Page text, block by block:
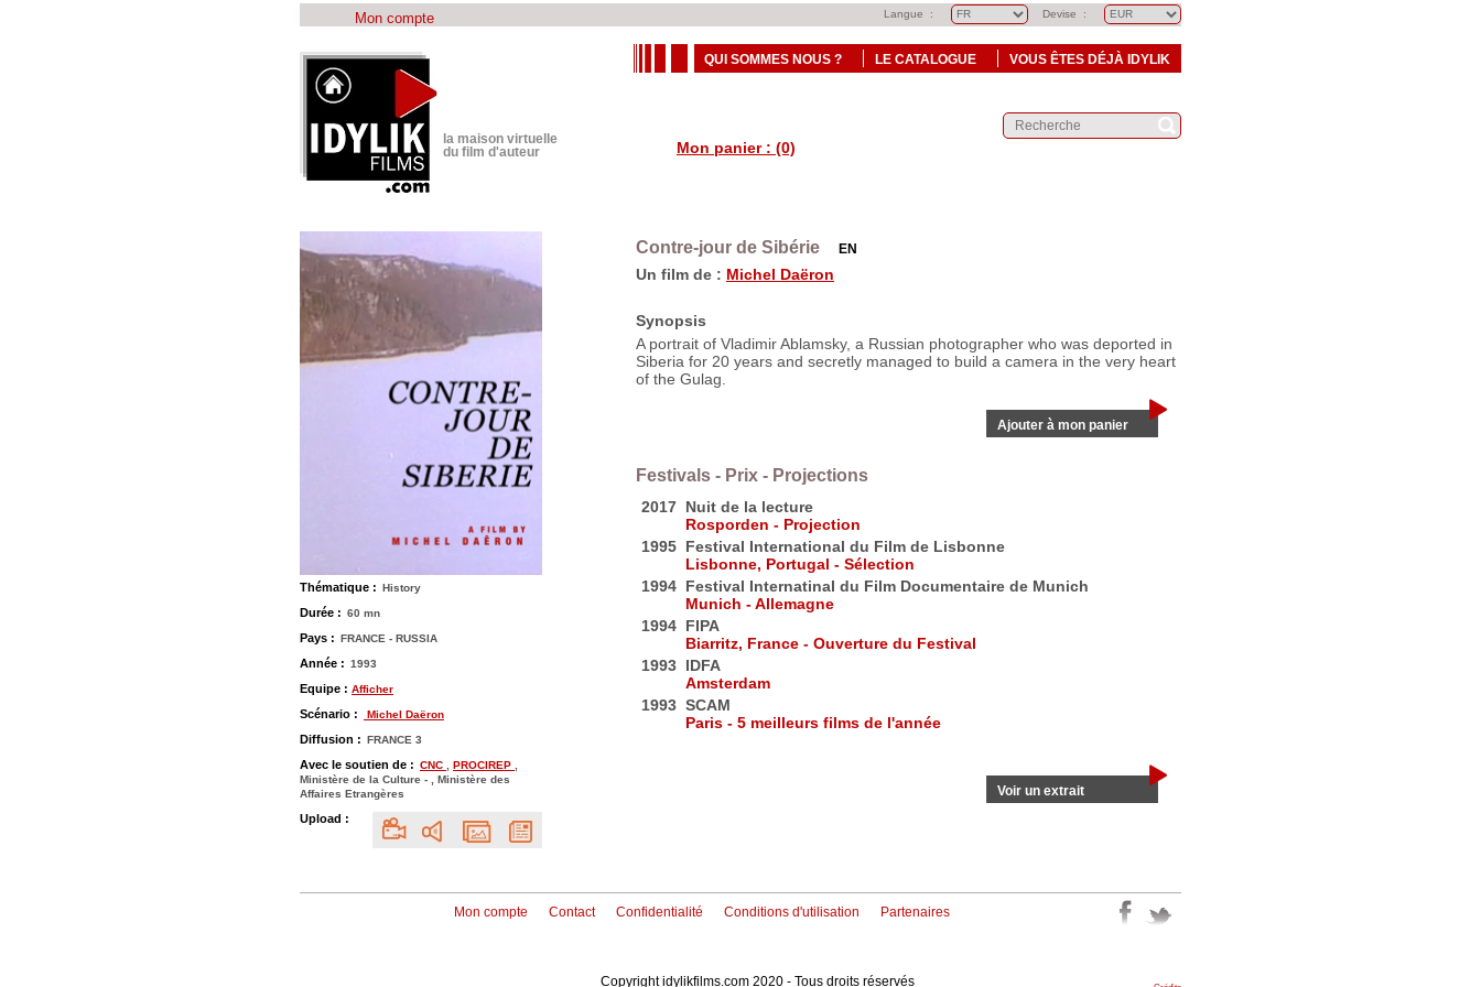
Mon compte Langue : Devise :
QUI SOMMES NOUS ? LE CATALOGUE VOUS ÊTES DÉJÀ IDYLIK
Mon panier : (0)
la maison virtuelle
du film d'auteur
Thématique : History
Durée : 60 mn
Pays : FRANCE - RUSSIA
Année : 1993
Equipe : Afficher
Scénario : Michel Daëron
Diffusion : FRANCE 3
Avec le soutien de : CNC , PROCIREP ,
Ministère de la Culture - , Ministère des
Affaires Etrangères
Upload :
Contre-jour de Sibérie EN
Un film de : Michel Daëron
Synopsis
A portrait of Vladimir Ablamsky, a Russian photographer who was deported in
Siberia for 20 years and secretly managed to build a camera in the very heart
of the Gulag.
Ajouter à mon panier
Festivals - Prix - Projections
2017 Nuit de la lecture
Rosporden - Projection
1995 Festival International du Film de Lisbonne
Lisbonne, Portugal - Sélection
1994 Festival Internatinal du Film Documentaire de Munich
Munich - Allemagne
1994 FIPA
Biarritz, France - Ouverture du Festival
1993 IDFA
Amsterdam
1993 SCAM
Paris - 5 meilleurs films de l'année
Voir un extrait
Mon compte Contact Confidentialité Conditions d'utilisation Partenaires
Copyright idylikfilms.com 2020 - Tous droits réservés